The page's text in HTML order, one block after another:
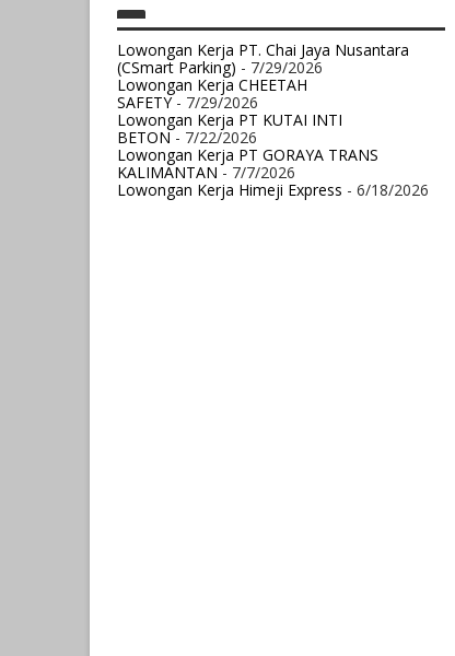
Lowongan Kerja PT. Chai Jaya Nusantara
(CSmart Parking) - 7/29/2026
Lowongan Kerja CHEETAH
SAFETY- 7/29/2026
Lowongan Kerja PT KUTAI INTI
BETON- 7/22/2026
Lowongan Kerja PT GORAYA TRANS
KALIMANTAN- 7/7/2026
Lowongan Kerja Himeji Express - 6/18/2026